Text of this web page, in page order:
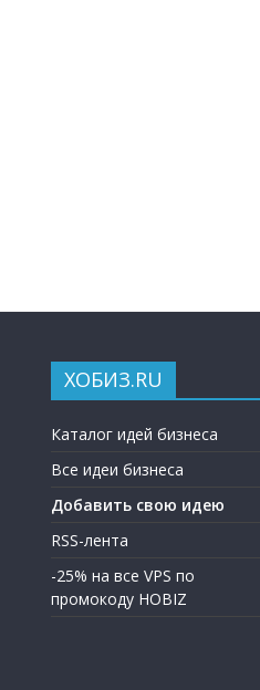
ХОБИЗ.RU
Каталог идей бизнеса
Все идеи бизнеса
Добавить свою идею
RSS-лента
-25% на все VPS по
промокоду HOBIZ